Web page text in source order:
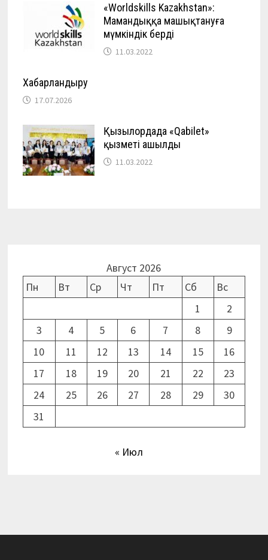
«Worldskills Kazakhstan»:
Мамандыққа машықтануға
мүмкіндік берді
11.03.2022
Хабарландыру
17.07.2026
Қызылордада «Qabilet»
қызметі ашылды
11.03.2022
Август 2026
Пн
Вт Ср Чт Пт Сб
Вс
1
2
3
4 5 6 7 8
9
10
11 12 13 14 15
16
17
18 19 20 21 22
23
24
25 26 27 28 29
30
31
« Июл